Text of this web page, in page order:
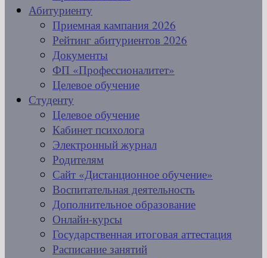
Абитуриенту
Приемная кампания 2026
Рейтинг абитуриентов 2026
Документы
ФП «Профессионалитет»
Целевое обучение
Студенту
Целевое обучение
Кабинет психолога
Электронный журнал
Родителям
Сайт «Дистанционное обучение»
Воспитательная деятельность
Дополнительное образование
Онлайн-курсы
Государственная итоговая аттестация
Расписание занятий